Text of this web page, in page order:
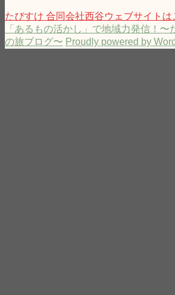
たびすけ 合同会社西谷ウェブサイトは
「あるもの活かし」で地域力発信！〜
の旅ブログ〜 Proudly powered by